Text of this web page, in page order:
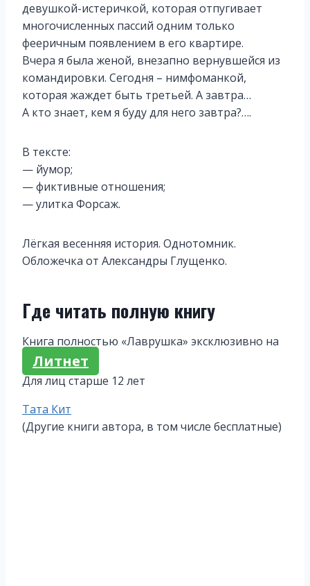
девушкой-истеричкой, которая отпугивает
многочисленных пассий одним только
фееричным появлением в его квартире.
Вчера я была женой, внезапно вернувшейся из
командировки. Сегодня – нимфоманкой,
которая жаждет быть третьей. А завтра…
А кто знает, кем я буду для него завтра?….
В тексте:
— йумор;
— фиктивные отношения;
— улитка Форсаж.
Лёгкая весенняя история. Однотомник.
Обложечка от Александры Глущенко.
Где читать полную книгу
Книга полностью «Лаврушка» эксклюзивно на
Литнет
Для лиц старше 12 лет
Метки
записи:
Тата Кит
(Другие книги автора, в том числе бесплатные)